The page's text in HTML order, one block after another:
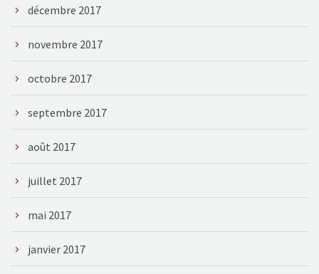
décembre 2017
novembre 2017
octobre 2017
septembre 2017
août 2017
juillet 2017
mai 2017
janvier 2017